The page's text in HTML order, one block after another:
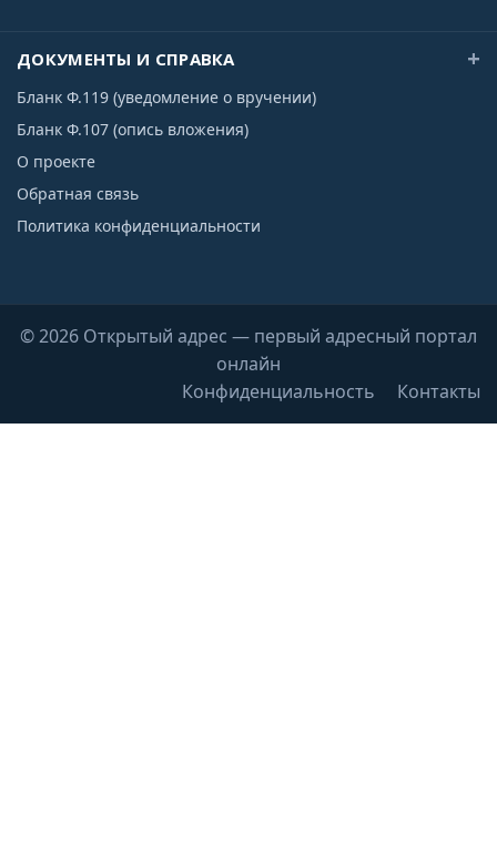
ДОКУМЕНТЫ И СПРАВКА
Бланк Ф.119 (уведомление о вручении)
Бланк Ф.107 (опись вложения)
О проекте
Обратная связь
Политика конфиденциальности
© 2026 Открытый адрес — первый адресный портал
онлайн
Конфиденциальность
Контакты